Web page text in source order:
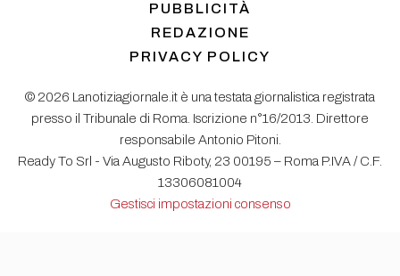
PUBBLICITÀ
REDAZIONE
PRIVACY POLICY
© 2026 Lanotiziagiornale.it è una testata giornalistica registrata
presso il Tribunale di Roma. Iscrizione n°16/2013. Direttore
responsabile Antonio Pitoni.
Ready To Srl - Via Augusto Riboty, 23 00195 – Roma P.IVA / C.F.
13306081004
Gestisci impostazioni consenso